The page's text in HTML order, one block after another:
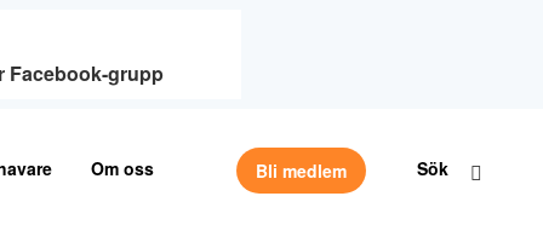
Facebook-grupp
Om oss Bli medlem Sök